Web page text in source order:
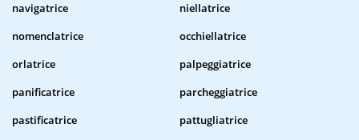
navigatrice
niellatrice
nomenclatrice
occhiellatrice
orlatrice
palpeggiatrice
panificatrice
parcheggiatrice
pastificatrice
pattugliatrice